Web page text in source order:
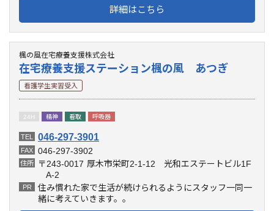
詳細はこちら
楓の風在宅療養支援株式会社
在宅療養支援ステーション楓の風 あつぎ
看護学生実習受入
24H 精神 看取 呼吸器
TEL 046-297-3901
FAX 046-297-3902
住所 〒243-0017 厚木市栄町2-1-12 光和エステートビル1F
A-2
PR
住み慣れた家で生活が続けられるようにスタッフ一同一
緒に考えていきます。。